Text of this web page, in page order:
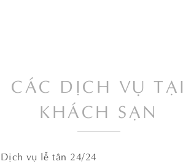
CÁC DỊCH VỤ TẠI
KHÁCH SẠN
Dịch vụ lễ tân 24/24